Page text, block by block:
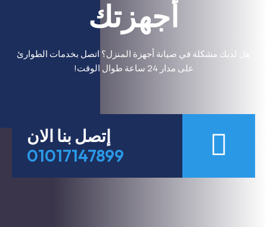
أجهزتك
هل لديك مشكلة في صيانة أجهزة المنزل؟ اتصل بخدمات الطوارئ
على مدار 24 ساعة طوال الوقت!
إتصل بنا الان
01017147899